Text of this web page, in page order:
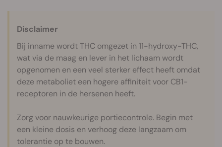
Disclaimer
Bij inname wordt THC omgezet in 11-hydroxy-THC,
wat via de maag en lever in het lichaam wordt
opgenomen en een veel sterker effect heeft omdat
deze metaboliet een hogere affiniteit voor CB1-
receptoren in de hersenen heeft.
Zorg voor nauwkeurige portiecontrole. Begin met
een kleine dosis en verhoog deze langzaam om
tolerantie op te bouwen.